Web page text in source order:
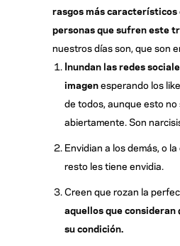
rasgos más característicos
personas que sufren este
nuestros días son, que son
Inundan las redes
imagenesperando los
de todos, aunque esto no
abiertamente. Son
Envidian a los demás, o
resto les tiene envidia.
Creen que rozan la
aquellos que consideran
su condición.